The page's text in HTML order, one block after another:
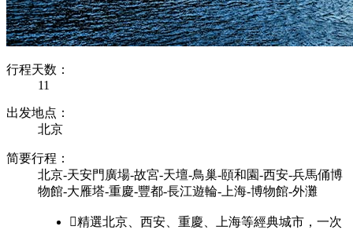
行程天数：
11
出发地点：
北京
简要行程：
北京-天安門廣場-故宮-天壇-鳥巢-頤和園-西安-兵馬俑博
物館-大雁塔-重慶-豐都-長江遊輪-上海-博物館-外灘
精選北京、⻄安、重慶、上海等經典城市，一次